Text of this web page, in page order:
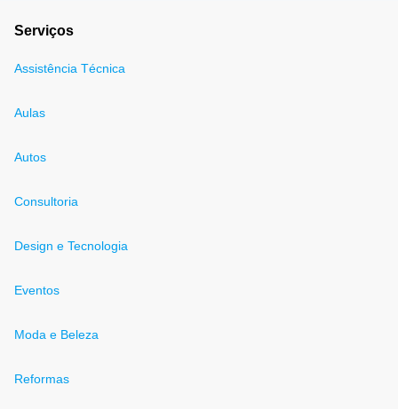
Serviços
Assistência Técnica
Aulas
Autos
Consultoria
Design e Tecnologia
Eventos
Moda e Beleza
Reformas